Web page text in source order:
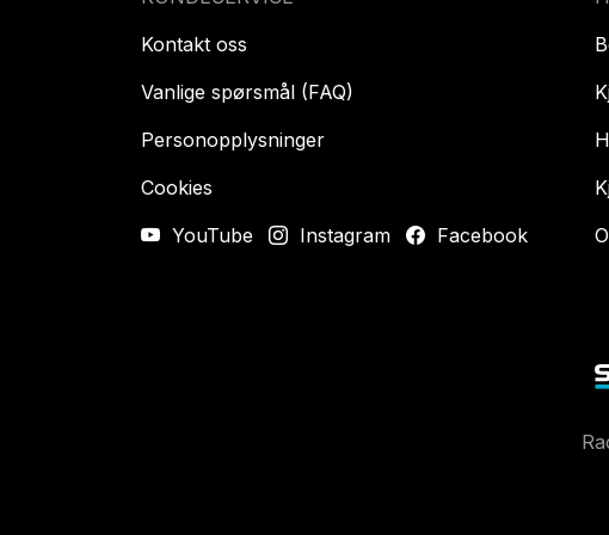
Kontakt oss
Vanlige spørsmål (FAQ)
Personopplysninger
Cookies
YouTube
Instagram Facebook